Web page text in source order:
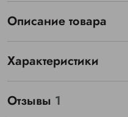
Описание товара
Характеристики
Отзывы 1